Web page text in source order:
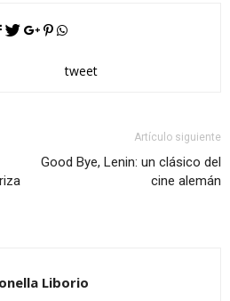
tweet
Artículo siguiente
Good Bye, Lenin: un clásico del
cine alemán
Liborio